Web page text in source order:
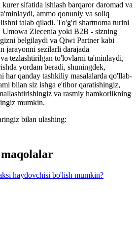
sifatida ishlash barqaror daromad va
ammo qonuniy va soliq
talab qiladi. To'g'ri shartnoma turini
Umowa Zlecenia yoki B2B - sizning
belgilaydi va Qiwi Partner kabi
jarayonni sezilarli darajada
tezlashtirilgan to'lovlarni ta'minlaydi,
yordam beradi, shuningdek,
har qanday tashkiliy masalalarda qo'llab-
bilan siz ishga e'tibor qaratishingiz,
va rasmiy hamkorlikning
mumkin.
bilan ulashing:
haydovchisi bo'lish mumkin?